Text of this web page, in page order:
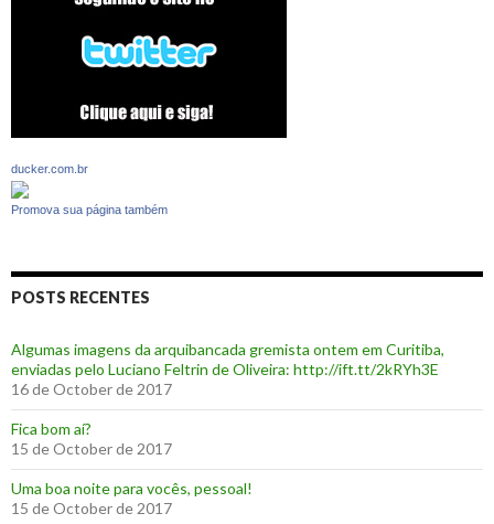
ducker.com.br
Promova sua página também
POSTS RECENTES
Algumas imagens da arquibancada gremista ontem em Curitiba,
enviadas pelo Luciano Feltrin de Oliveira: http://ift.tt/2kRYh3E
16 de October de 2017
‪Fica bom aí?‬
15 de October de 2017
Uma boa noite para vocês, pessoal!
15 de October de 2017